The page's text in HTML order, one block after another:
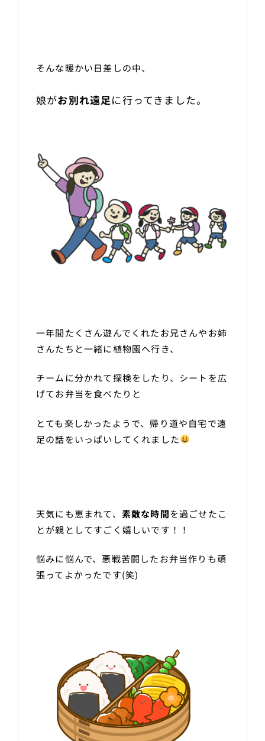
そんな暖かい日差しの中、
娘がお別れ遠足に行ってきました。
一年間たくさん遊んでくれたお兄さんやお姉
さんたちと一緒に植物園へ行き、
チームに分かれて探検をしたり、シートを広
げてお弁当を食べたりと
とても楽しかったようで、帰り道や自宅で遠
足の話をいっぱいしてくれました
天気にも恵まれて、 素敵な時間を過ごせたこ
とが親としてすごく嬉しいです！！
悩みに悩んで、悪戦苦闘したお弁当作りも頑
張ってよかったです(笑)